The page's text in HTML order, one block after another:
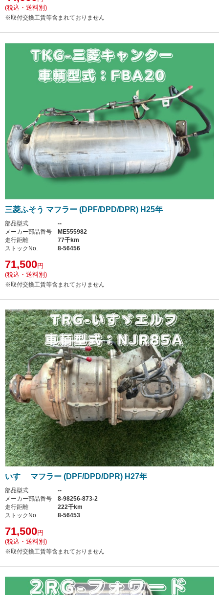
(税込・送料別)
※取付交換工賃等含まれておりません
三菱ふそう マフラー (DPF/DPD/DPR) H25年
部品型式
--
メーカー部品番号
ME555982
走行距離
77千km
ストックNo.
8-56456
71,500円
(税込・送料別)
※取付交換工賃等含まれておりません
いすゞ マフラー (DPF/DPD/DPR) H27年
部品型式
--
メーカー部品番号
8-98256-873-2
走行距離
222千km
ストックNo.
8-56453
71,500円
(税込・送料別)
※取付交換工賃等含まれておりません